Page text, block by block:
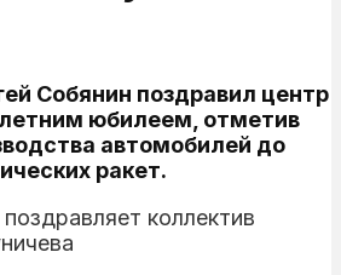
Собянин поздравил центр
юбилеем, отметив
автомобилей до
ракет.